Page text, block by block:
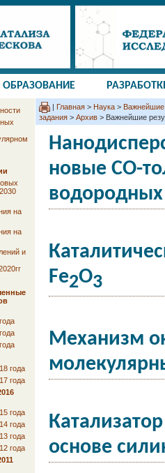
ОБРАЗОВАНИЕ
на
на
и
года
года
года
года
года
года
| Главная > Наука > Важнейшие
задания > Архив > Важнейшие
новые СО-
Fe2O3
Механизм
основе